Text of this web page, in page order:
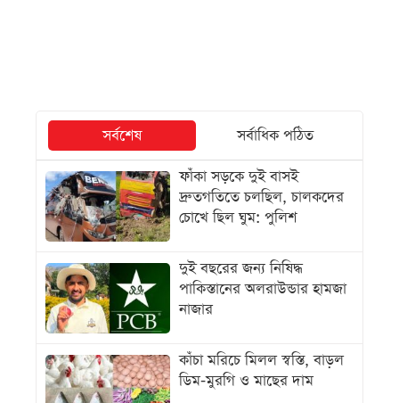
সর্বশেষ
সর্বাধিক পঠিত
ফাঁকা সড়কে দুই বাসই
দ্রুতগতিতে চলছিল, চালকদের
চোখে ছিল ঘুম: পুলিশ
দুই বছরের জন্য নিষিদ্ধ
পাকিস্তানের অলরাউন্ডার হামজা
নাজার
কাঁচা মরিচে মিলল স্বস্তি, বাড়ল
ডিম-মুরগি ও মাছের দাম